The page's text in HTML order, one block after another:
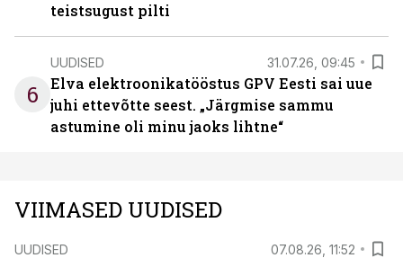
teistsugust pilti
6
UUDISED 31.07.26, 09:45
Elva elektroonikatööstus GPV Eesti sai uue
juhi ettevõtte seest. „Järgmise sammu
astumine oli minu jaoks lihtne“
VIIMASED UUDISED
UUDISED 07.08.26, 11:52